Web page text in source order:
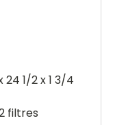
24 1/2 x 1 3/4
filtres